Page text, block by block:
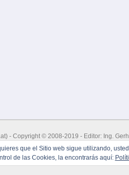
) - Copyright © 2008-2019 - Editor: Ing.
De Blog with free'Atahualpa' Theme from
Powered byWordPress&Atahualpa
300 consultas. 0,375 seconds.
que el Sitio web sigue utilizando,
de las Cookies, la encontrarás aquí: